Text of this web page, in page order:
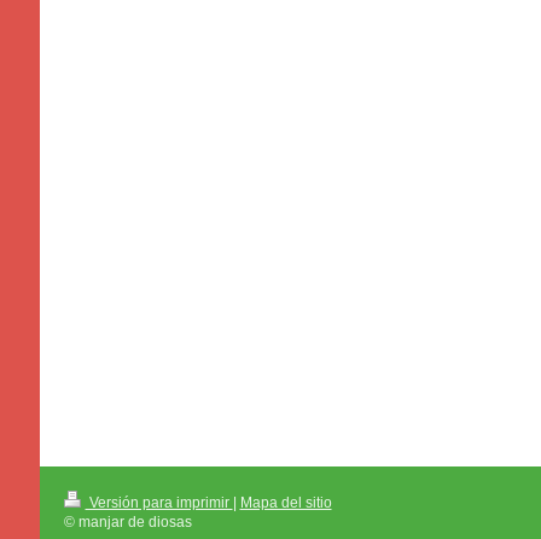
Versión para imprimir | Mapa del sitio
© manjar de diosas